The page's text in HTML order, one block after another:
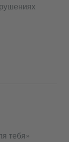
тебя»